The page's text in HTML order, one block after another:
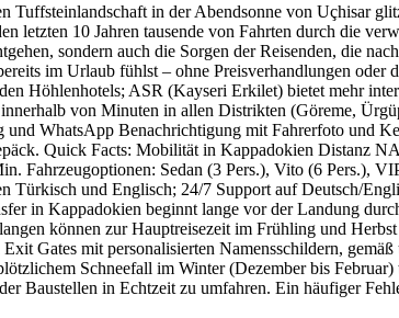
Tuffsteinlandschaft in der Abendsonne von Uçhisar
letzten 10 Jahren tausende von Fahrten durch die
sondern auch die Sorgen der Reisenden, die
im Urlaub fühlst – ohne Preisverhandlungen
Höhlenhotels; ASR (Kayseri Erkilet) bietet mehr
von Minuten in allen Distrikten (Göreme,
WhatsApp Benachrichtigung mit Fahrerfoto und
Quick Facts: Mobilität in Kappadokien Distanz
Fahrzeugoptionen: Sedan (3 Pers.), Vito (6 Pers.),
Türkisch und Englisch; 24/7 Support auf Deutsch/
in Kappadokien beginnt lange vor der Landung
können zur Hauptreisezeit im Frühling und
Exit Gates mit personalisierten Namensschildern,
Schneefall im Winter (Dezember bis
Baustellen in Echtzeit zu umfahren. Ein häufiger